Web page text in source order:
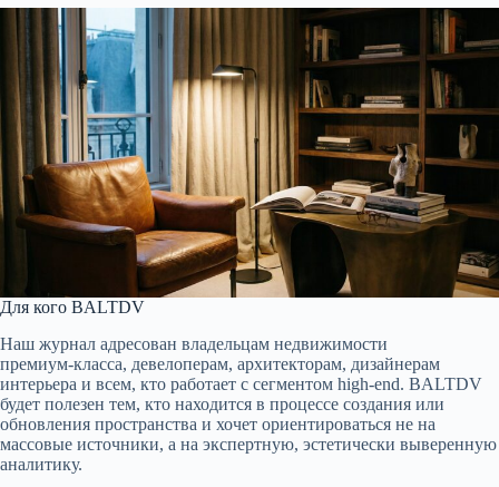
Для кого BALTDV
Наш журнал адресован владельцам недвижимости
премиум‑класса, девелоперам, архитекторам, дизайнерам
интерьера и всем, кто работает с сегментом high‑end. BALTDV
будет полезен тем, кто находится в процессе создания или
обновления пространства и хочет ориентироваться не на
массовые источники, а на экспертную, эстетически выверенную
аналитику.